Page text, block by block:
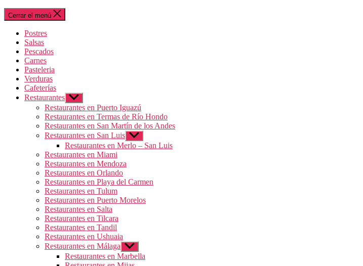
Cerrar el menú
Postres
Salsas
Pescados
Carnes
Pasteleria
Verduras
Cafeterías
Restaurantes Mostrar
el
submenú
Restaurantes en Puerto Iguazú
Restaurantes en Termas de Río Hondo
Restaurantes en San Martín de los Andes
Restaurantes en San Luis Mostrar
el
submenú
Restaurantes en Merlo – San Luis
Restaurantes en Miami
Restaurantes en Mendoza
Restaurantes en Orlando
Restaurantes en Playa del Carmen
Restaurantes en Tulum
Restaurantes en Puerto Morelos
Restaurantes en Salta
Restaurantes en Tilcara
Restaurantes en Tandil
Restaurantes en Ushuaia
Restaurantes en Málaga Mostrar
el
submenú
Restaurantes en Marbella